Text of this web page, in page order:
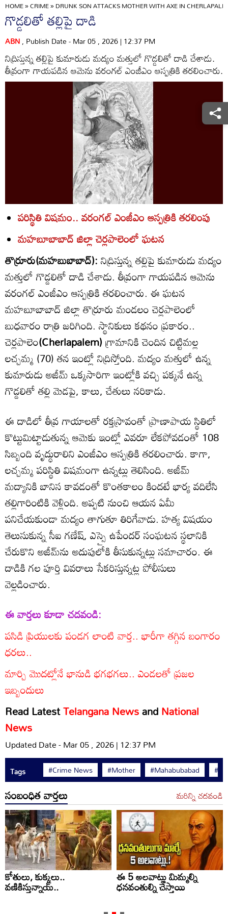
HOME»CRIME»DRUNK SON ATTACKS MOTHER WITH AXE IN
గొడ్డలితో తల్లిపై దాడి
ABN, Publish Date - Mar 05 , 2026 | 12:37 PM
నిద్రిస్తున్న తల్లిపై కుమారుడు మద్యం మత్తులో గొడ్డలితో దాడి చేశాడు.
తీవ్రంగా గాయపడిన ఆమెను వరంగల్‌ ఎంజీఎం ఆస్పత్రికి తరలించారు.
పరిస్థితి విషమం.. వరంగల్‌ ఎంజీఎం ఆస్పత్రికి తరలింపు
మహబూబాబాద్‌ జిల్లా చెర్లపాలెంలో ఘటన
తొర్రూరు(మహబుబాబాద్):నిద్రిస్తున్న తల్లిపై కుమారుడు మద్యం
మత్తులో గొడ్డలితో దాడి చేశాడు. తీవ్రంగా గాయపడిన ఆమెను
వరంగల్‌ ఎంజీఎం ఆస్పత్రికి తరలించారు. ఈ ఘటన
మహబూబాబాద్‌ జిల్లా తొర్రూరు మండలం చెర్లపాలెంలో
బుధవారం రాత్రి జరిగింది. స్థానికులు కథనం ప్రకారం..
చెర్లపాలెం(Cherlapalem)గ్రామానికి చెందిన చిట్టిమల్ల
లచ్చమ్మ (70) తన ఇంట్లో నిద్రిస్తోంది. మద్యం మత్తులో ఉన్న
కుమారుడు అజీమ్‌ ఒక్కసారిగా ఇంట్లోకి వచ్చి పక్కనే ఉన్న
గొడ్డలితో తల్లి మెడపై, కాలు, చేతులు నరికాడు.
ఈ దాడిలో తీవ్ర గాయాలతో రక్తస్రావంతో ప్రాణాపాయ స్థితిలో
కొట్టుమిట్టాడుతున్న ఆమెకు ఇంట్లో ఎవరూ లేకపోవడంతో 108
సిబ్బంది వృద్ధురాలిని ఎంజీఎం ఆస్పత్రికి తరలించారు. కాగా,
లచ్చమ్మ పరిస్థితి విషమంగా ఉన్నట్లు తెలిసింది. అజీమ్‌
మద్యానికి బానిస కావడంతో కొంతకాలం కిందటే భార్య వదిలేసి
తల్లిగారింటికి వెళ్లింది. అప్పటి నుంచి ఆయన ఏమీ
పనిచేయకుండా మద్యం తాగుతూ తిరిగేవాడు. హత్య విషయం
తెలుసుకున్న సీఐ గణేష్‌, ఎస్సై ఉపేందర్‌ సంఘటన స్థలానికి
చేరుకొని అజీమ్‌ను అదుపులోకి తీసుకున్నట్లు సమాచారం. ఈ
దాడికి గల పూర్తి వివరాలు సేకరిస్తున్నట్ల పోలీసులు
వెల్లడించారు.
ఈ వార్తలు కూడా చదవండి:
పసిడి ప్రియులకు పండగ లాంటి వార్త.. భారీగా తగ్గిన బంగారం
ధరలు..
మార్చి మొదట్లోనే భానుడి భగభగలు.. ఎండలతో ప్రజల
ఇబ్బందులు
Read LatestTelangana NewsandNational
News
Updated Date - Mar 05 , 2026 | 12:37 PM
Tags #Crime News #Mother #Mahabubabad
సంబంధిత వార్తలు మరిన్ని చదవండి
కోతులు, కుక్కలు..
వణికిస్తున్నాయ్‌..
ఈ 5 అలవాట్లు మిమ్మల్ని
ధనవంతుల్ని చేస్తాయి